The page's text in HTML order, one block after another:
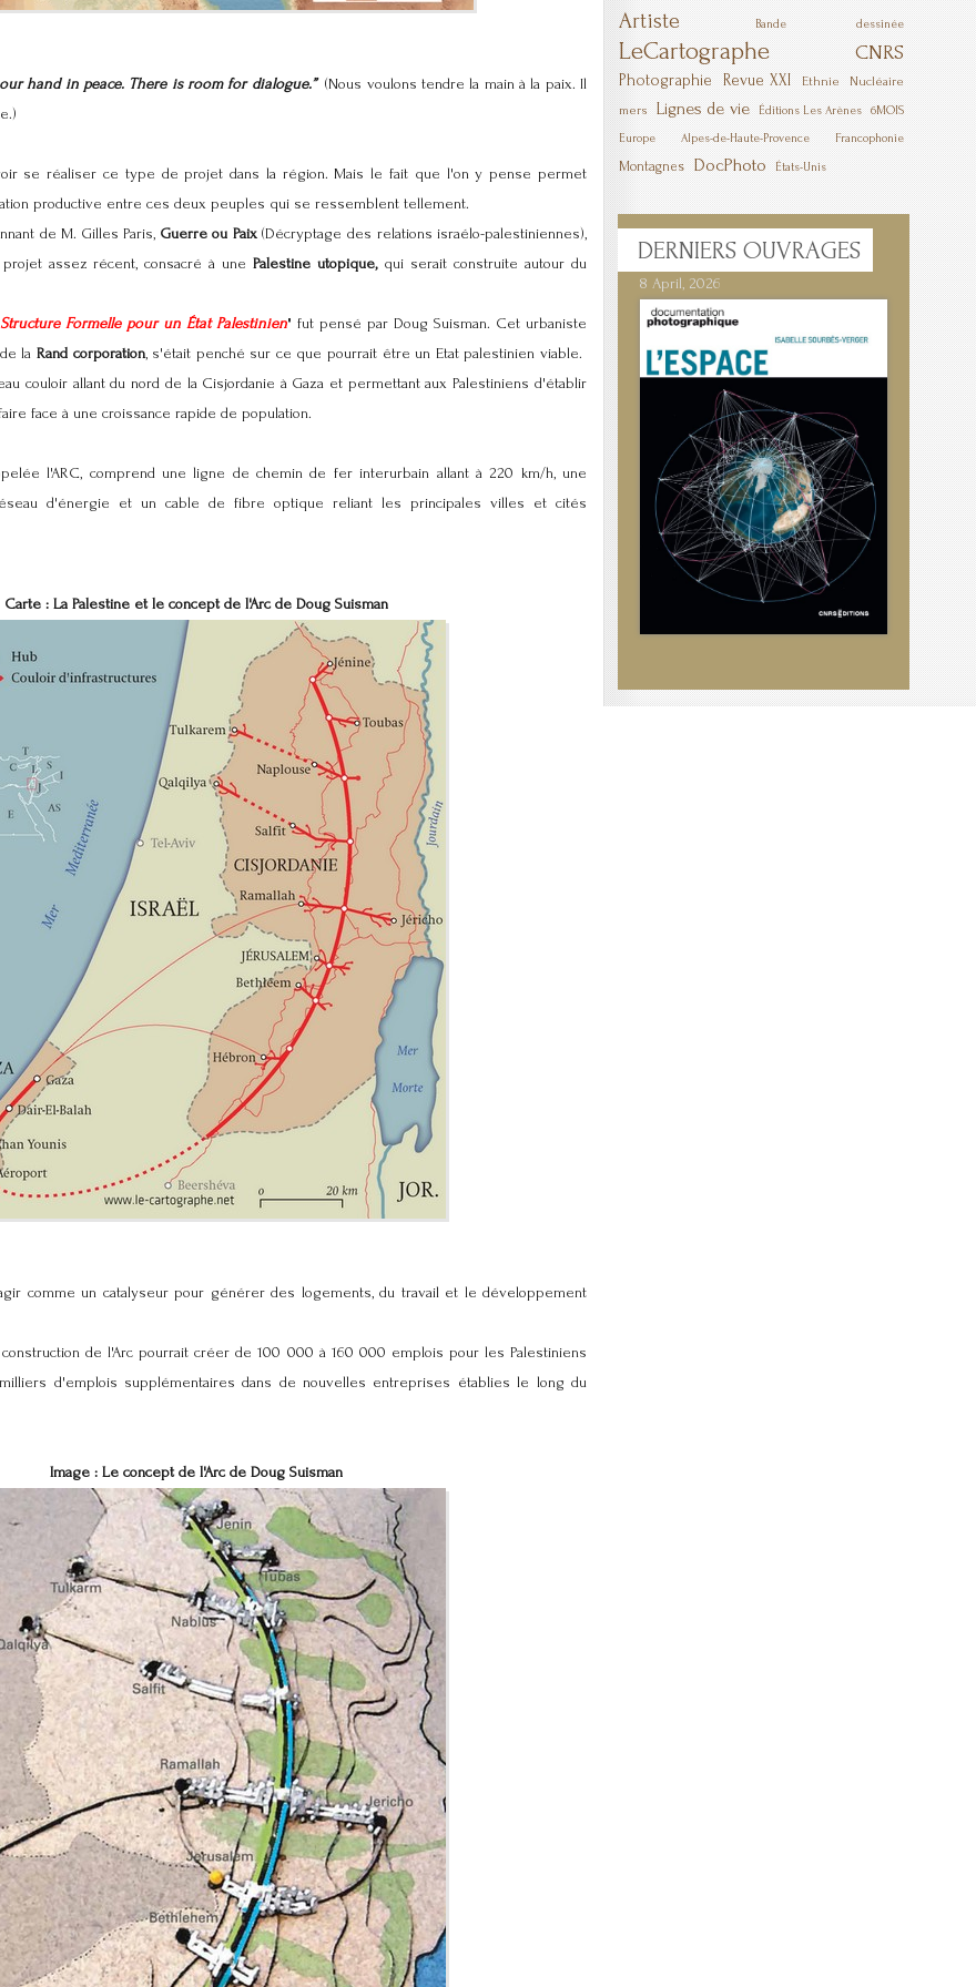
hand in peace. There is room for dialogue.”(Nous voulons tendre la main à la paix. Il
se réaliser ce type de projet dans la région. Mais le fait que l'on y pense permet
productive entre ces deux peuples qui se ressemblent tellement.
de M. Gilles Paris, Guerre ou Paix(Décryptage des relations israélo-palestiniennes),
projet assez récent, consacré à unePalestine utopique,qui serait construite autour du
Formelle pour un ÉtatPalestinien" fut pensé par Doug Suisman. Cet urbaniste
la Rand corporation, s'était penché sur ce que pourrait être un Etat palestinien viable.
couloir allant du nord de la Cisjordanie à Gaza et permettant aux Palestiniens d'établir
face à une croissance rapide de population.
l'ARC, comprend une ligne de chemin de fer interurbain allant à 220 km/h, une
d'énergie et un cable de fibre optique reliant les principales villes et cités
Carte : La Palestine et le concept de l'Arc de Doug Suisman
comme un catalyseur pour générer des logements, du travail et le développement
de l'Arc pourrait créer de 100 000 à 160 000 emplois pour les Palestiniens
d'emplois supplémentaires dans de nouvelles entreprises établies le long du
Image : Le concept de l'Arc de Doug Suisman
Artiste Bande dessinée
LeCartographe CNRS
Photographie Revue XXI Ethnie
Nucléaire
mers
Lignes de vie Éditions Les Arènes 6MOIS
Europe Alpes-de-Haute-Provence Francophonie
Montagnes DocPhoto États-Unis
DERNIERS OUVRAGES
8 April, 2026